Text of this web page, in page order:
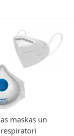
maskas un
respiratori